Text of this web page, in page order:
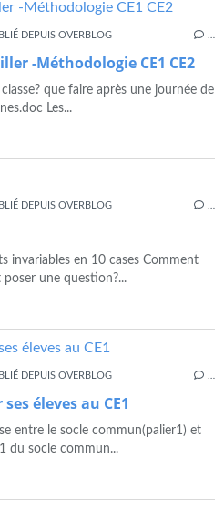
DEPUIS OVERBLOG
-Méthodologie CE1 CE2
que faire après une journée de
Les...
DEPUIS OVERBLOG
invariables en 10 cases Comment
une question?...
DEPUIS OVERBLOG
éleves au CE1
entre le socle commun(palier1) et
du socle commun...